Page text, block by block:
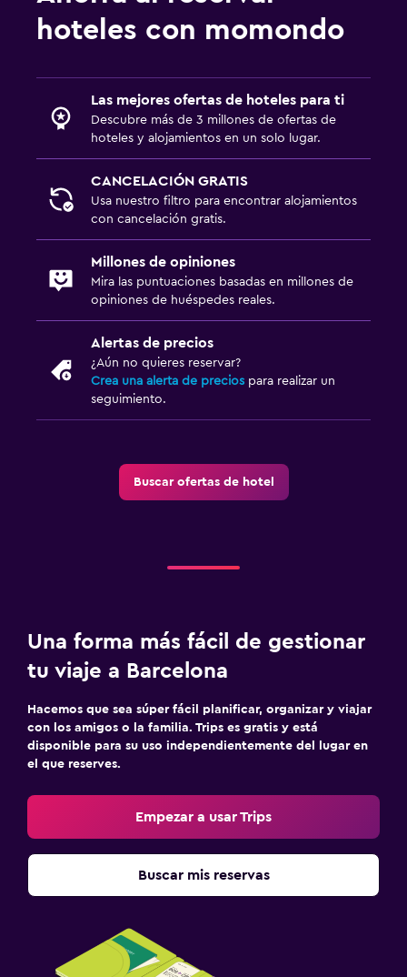
hoteles con momondo
Las mejores ofertas de hoteles para ti
Descubre más de 3 millones de ofertas de
hoteles y alojamientos en un solo lugar.
CANCELACIÓN GRATIS
Usa nuestro filtro para encontrar alojamientos
con cancelación gratis.
Millones de opiniones
Mira las puntuaciones basadas en millones de
opiniones de huéspedes reales.
Alertas de precios
¿Aún no quieres reservar?
Crea una alerta de precios para realizar un
seguimiento.
Buscar ofertas de hotel
Una forma más fácil de gestionar
tu viaje a Barcelona
Hacemos que sea súper fácil planificar, organizar y viajar
con los amigos o la familia. Trips es gratis y está
disponible para su uso independientemente del lugar en
el que reserves.
Empezar a usar Trips
Buscar mis reservas